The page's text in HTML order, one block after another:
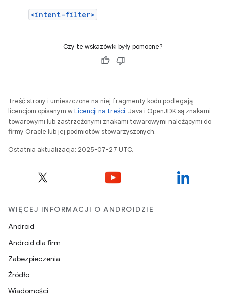
<intent-filter>
Czy te wskazówki były pomocne?
Treść strony i umieszczone na niej fragmenty kodu podlegają
licencjom opisanym wLicencji na treści. Java i OpenJDK są znakami
towarowymi lub zastrzeżonymi znakami towarowymi należącymi do
firmy Oracle lub jej podmiotów stowarzyszonych.
Ostatnia aktualizacja: 2025-07-27 UTC.
WIĘCEJ INFORMACJI O ANDROIDZIE
Android
Android dla firm
Zabezpieczenia
Źródło
Wiadomości